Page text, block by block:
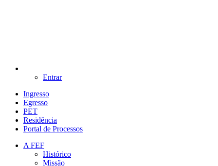
Entrar
Ingresso
Egresso
PET
Residência
Portal de Processos
A FEF
Histórico
Missão